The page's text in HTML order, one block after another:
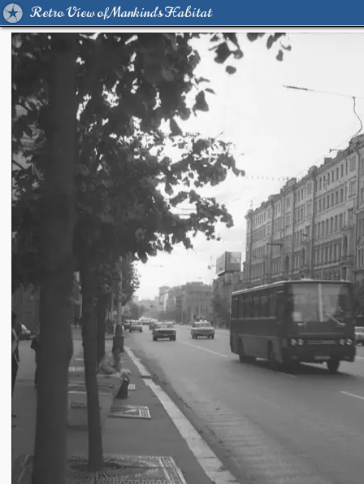
Retro View of Mankind's Habitat